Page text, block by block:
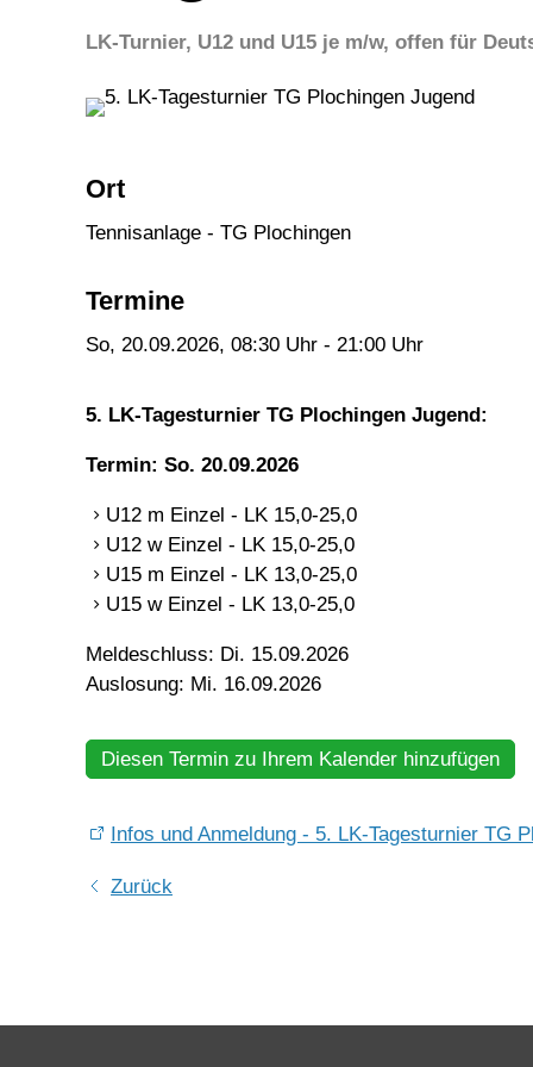
LK-Turnier, U12 und U15 je m/w, offen für
Ort
Tennisanlage - TG Plochingen
Termine
So, 20.09.2026, 08:30 Uhr - 21:00 Uhr
5. LK-Tagesturnier TG Plochingen Jugend:
Termin: So. 20.09.2026
U12 m Einzel - LK 15,0-25,0
U12 w Einzel - LK 15,0-25,0
U15 m Einzel - LK 13,0-25,0
U15 w Einzel - LK 13,0-25,0
Meldeschluss: Di. 15.09.2026
Auslosung: Mi. 16.09.2026
Diesen Termin zu Ihrem Kalender hinzufügen
Infos und Anmeldung - 5. LK-Tagesturnier TG
Zurück